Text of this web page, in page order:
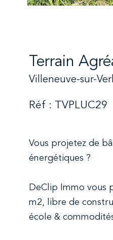
Terrain
Villeneuve-sur-
Réf : TVPLUC29
Vous projetez de
énergétiques ?
DeClip Immo vous
m2, libre de
école &